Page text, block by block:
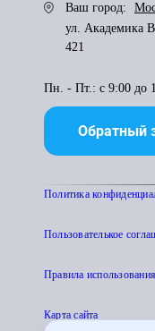
Ваш город:
ул. Академика
421
Пн. - Пт.: с 9:00 до
Обратный
Политика
Пользователькое
Правила
Карта сайта